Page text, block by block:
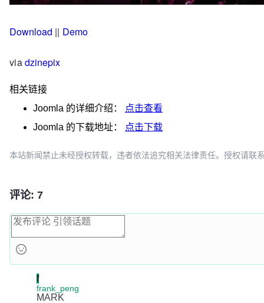
Download || Demo
viadzinepix
相关链接
Joomla 的详细介绍：
点击查看
Joomla 的下载地址： 点击下载
本站新闻禁止未经授权转载，违者依法追究相关法律责任。授权请联
评论: 7
f
frank_peng
MARK